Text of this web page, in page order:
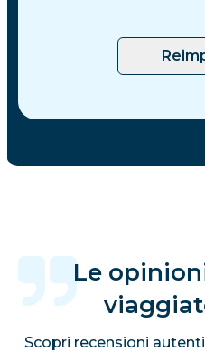
Le
Scopri recensioni